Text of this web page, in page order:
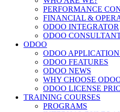
PERFORMANCE
FINANCIAL &
ODOO INTEGRATOR
ODOO
ODOO
ODOO
ODOO FEATURES
ODOO NEWS
WHY CHOOSE
ODOO LICENSE
TRAINING COURSES
PROGRAMS